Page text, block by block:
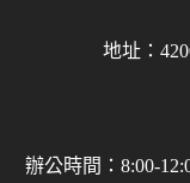
地址：
辦公時間：8:00-